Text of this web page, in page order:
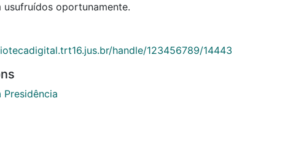
usufruídos oportunamente.
handle/123456789/14443